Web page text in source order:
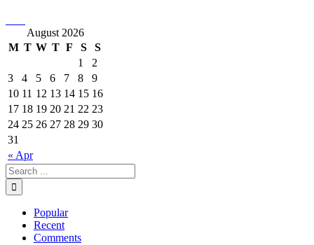
August 2026
M T W T F S S
« Apr
1
2
3
4 5 6 7 8
9
10 11 12 13 14 15 16
17 18 19 20 21 22 23
24 25 26 27 28 29 30
31
Popular
Recent
Comments